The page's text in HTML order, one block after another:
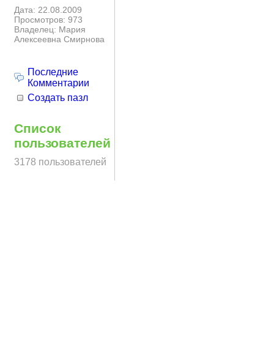
Дата: 22.08.2009
Просмотров: 973
Владелец: Мария
Алексеевна Смирнова
Последние
Комментарии
Создать пазл
Список
пользователей
3178 пользователей